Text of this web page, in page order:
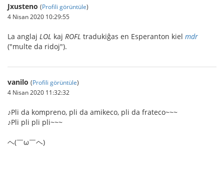
Jxusteno (Profili görüntüle)
4 Nisan 2020 10:29:55
La anglaj LOL kaj ROFL tradukiĝas en Esperanton kiel mdr
("multe da ridoj").
vanilo (Profili görüntüle)
4 Nisan 2020 11:32:32
♪Pli da kompreno, pli da amikeco, pli da frateco~~~
♪Pli pli pli pli~~~
ヘ(￣ω￣ヘ)